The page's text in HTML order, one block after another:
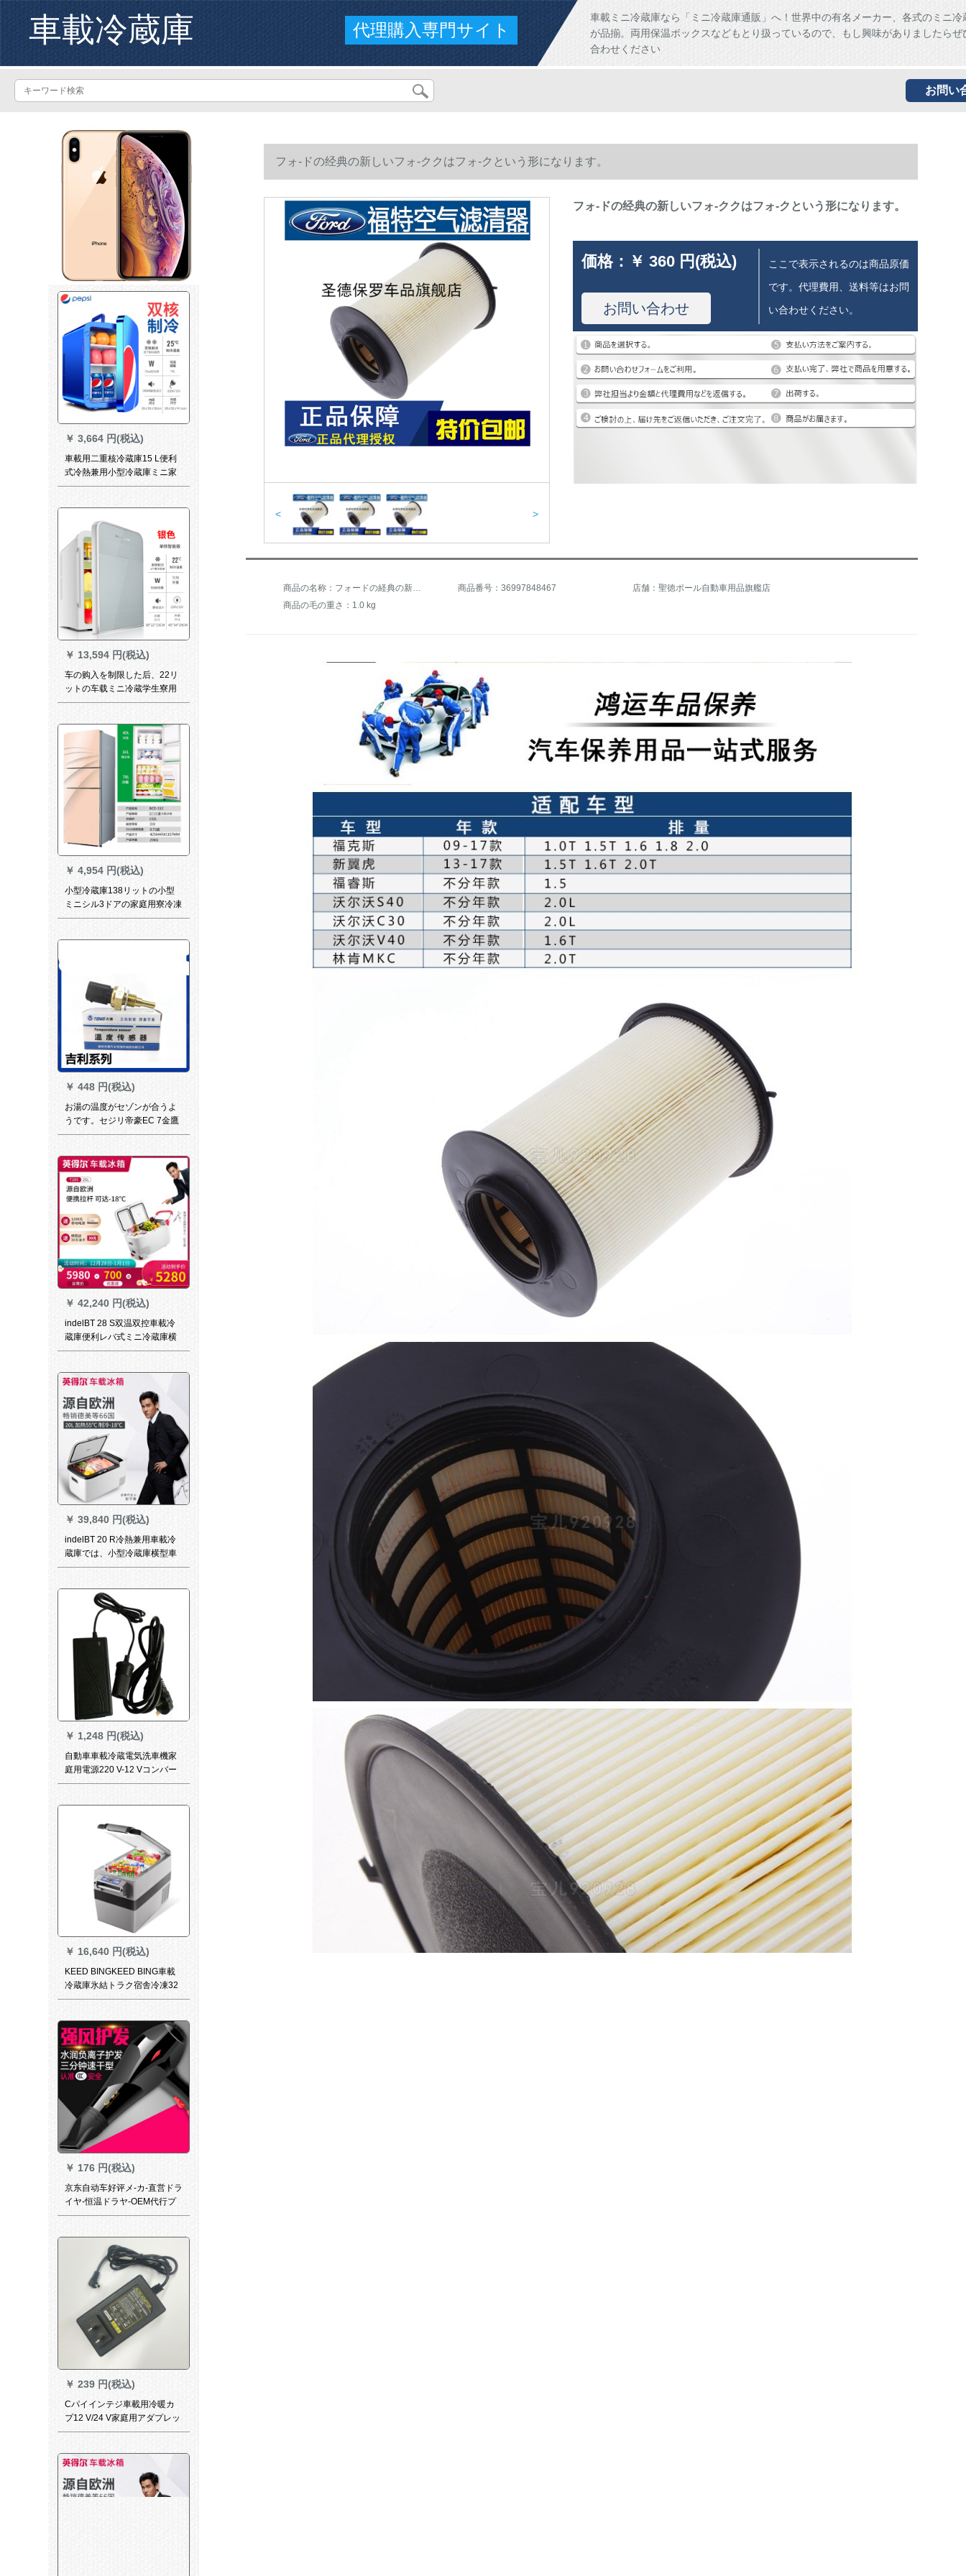
車載冷蔵庫 代理購入専門サイト
車載ミニ冷蔵庫なら「ミニ冷蔵庫通販」へ！世界中の有名メーカー、各式のミニ冷
が品揃。両用保温ボックスなどもとり扱っているので、もし興味がありましたらぜ
合わせください
お問い
￥ 3,664 円(税込)
車載用二重核冷蔵庫15 L便利
式冷熱兼用小型冷蔵庫ミニ家
庭用冷蔵保温箱ダブコア
￥ 13,594 円(税込)
车の购入を制限した后、22リ
ットの车载ミニ冷蔵学生寮用
家庭用小型冷暖箱冷冻部屋冷
￥ 4,954 円(税込)
小型冷蔵庫138リットの小型
ミニシル3ドアの家庭用寮冷凍
車用冷蔵庫静音両門118リッ
￥ 448 円(税込)
お湯の温度がセゾンが合うよ
うです。セジリ帝豪EC 7金鷹
金剛479 QAパンダGX 2イン温
す。
￥ 42,240 円(税込)
indelBT 28 S双温双控車載冷
蔵庫便利レバ式ミニ冷蔵庫横
型車家兼用寮小型冷蔵庫圧塑
リトル
￥ 39,840 円(税込)
indelBT 20 R冷熱兼用車載冷
蔵庫では、小型冷蔵庫横型車
家兼用保温小型冷蔵庫圧塑機
室両用20リットが可能です。
￥ 1,248 円(税込)
自動車車載冷蔵電気洗車機家
庭用電源220 V-12 Vコンバー
タワー60 w
￥ 16,640 円(税込)
KEED BINGKEED BING車載
冷蔵庫氷結トラク宿舎冷凍32
リット母乳屋外旅行冷凍リン
￥ 176 円(税込)
京东自动车好评メ-カ-直営ドラ
イヤ-恒温ドラヤ-OEM代行プ
レゼ-ト电风筒一点安のブラド
￥ 239 円(税込)
Cパイインテジ車載用冷暖カ
プ12 V/24 V家庭用アダプレッ
ト(単品では出荷です。)
フォ-ドの经典の新しいフォ-ククはフォ-クという形になります。
< >
フォ-ドの经典の新しいフォ-ククはフォ-クという形になります。
価格： ￥ 360 円(税込)
お問い合わせ
ここで表示されるのは商品原価
です。代理費用、送料等はお問
い合わせください。
商品の名称：フォードの経典の新しいフォックスの福叡斯の翼の虎のリンカーンのエッジの蒙迪欧の空気の濾過器格に適します。 商品番号：36997848467
店舗：聖徳ポール自動車用品旗艦店
商品の毛の重さ：1.0 kg